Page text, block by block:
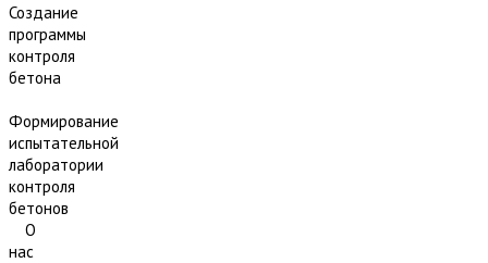
Создание
программы
контроля
бетона
Формирование
испытательной
лаборатории
контроля
бетонов
О
нас